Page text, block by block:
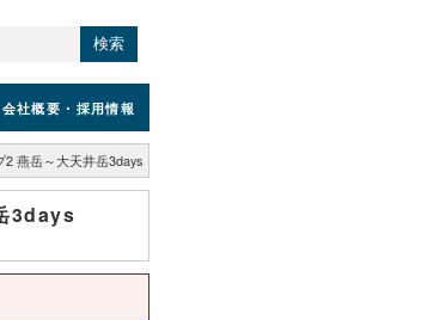
検索
会社概要 ・採用情報
2 燕岳～大天井岳3days
3days